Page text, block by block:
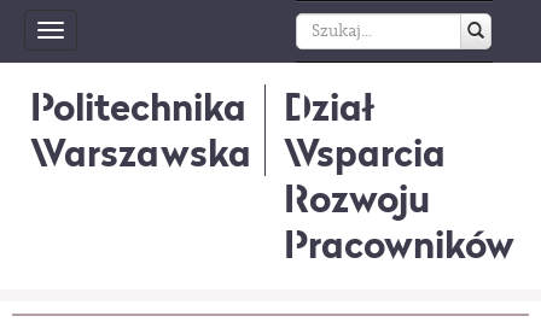
Toggle
navigation
Politechnika
Warszawska
Dział
Wsparcia
Rozwoju
Pracowników